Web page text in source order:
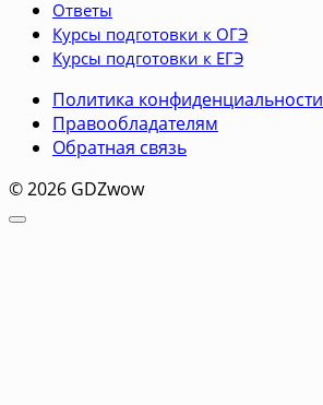
Ответы
Курсы подготовки к ОГЭ
Курсы подготовки к ЕГЭ
Политика конфиденциальности
Правообладателям
Обратная связь
© 2026 GDZwow